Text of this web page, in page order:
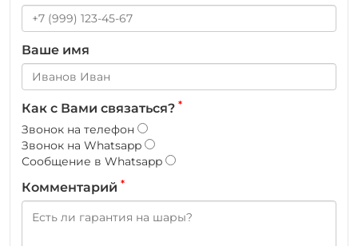
Ваше имя
Как с Вами связаться? *
Звонок на телефон
Звонок на Whatsapp
Сообщение в Whatsapp
Комментарий *